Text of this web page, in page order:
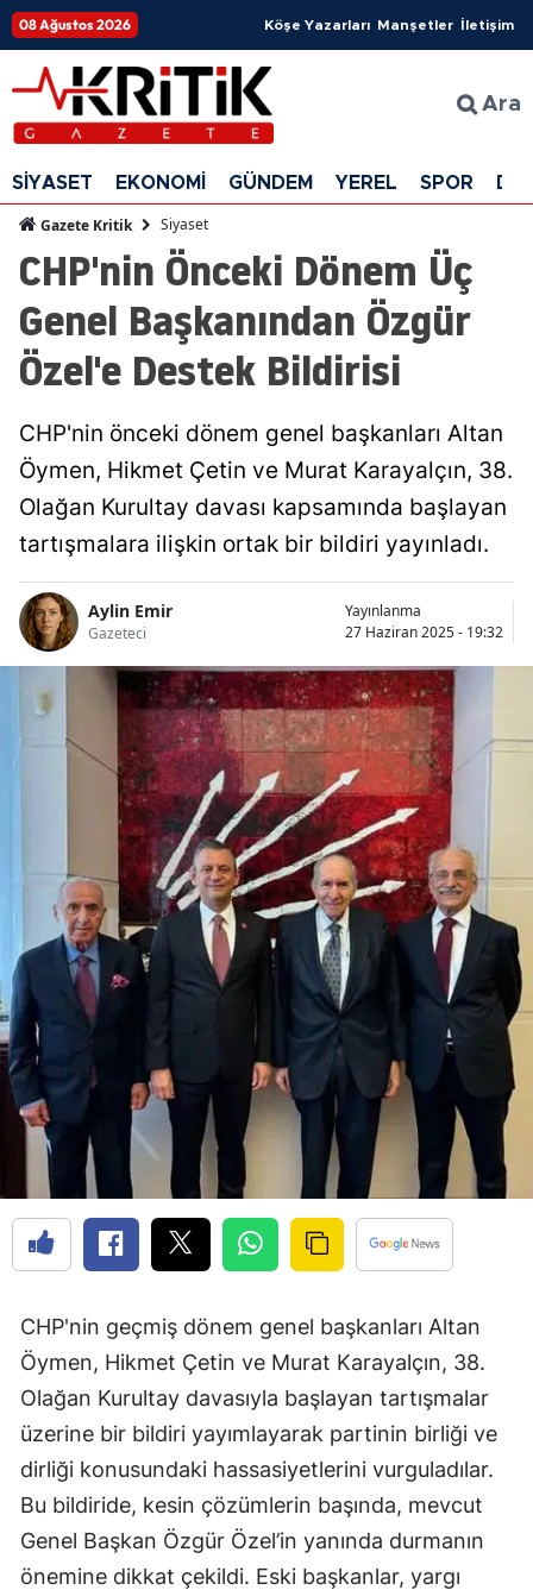
08 Ağustos 2026 Köşe Yazarları Manşetler İletişim
Ara
SİYASET EKONOMİ GÜNDEM YEREL SPOR
Gazete Kritik Siyaset
CHP'nin Önceki Dönem Üç
Genel Başkanından Özgür
Özel'e Destek Bildirisi
CHP'nin önceki dönem genel başkanları Altan
Öymen, Hikmet Çetin ve Murat Karayalçın, 38.
Olağan Kurultay davası kapsamında başlayan
tartışmalara ilişkin ortak bir bildiri yayınladı.
Aylin Emir
Gazeteci
Yayınlanma
27 Haziran 2025 - 19:32
CHP'nin geçmiş dönem genel başkanları Altan
Öymen, Hikmet Çetin ve Murat Karayalçın, 38.
Olağan Kurultay davasıyla başlayan tartışmalar
üzerine bir bildiri yayımlayarak partinin birliği ve
dirliği konusundaki hassasiyetlerini vurguladılar.
Bu bildiride, kesin çözümlerin başında, mevcut
Genel Başkan Özgür Özel’in yanında durmanın
önemine dikkat çekildi. Eski başkanlar, yargı